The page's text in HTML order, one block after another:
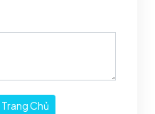
Trang Chủ